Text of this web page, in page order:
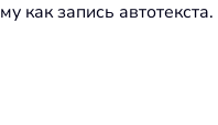
как запись